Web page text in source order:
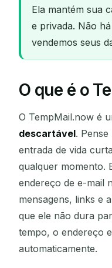
Ela mantém sua
e privada. Não
vendemos seus
O que é o
O TempMail.now é
descartável.
entrada de vida
qualquer momento.
endereço de e-mail
mensagens, links e
que ele não dura
tempo, o endereço
automaticamente.